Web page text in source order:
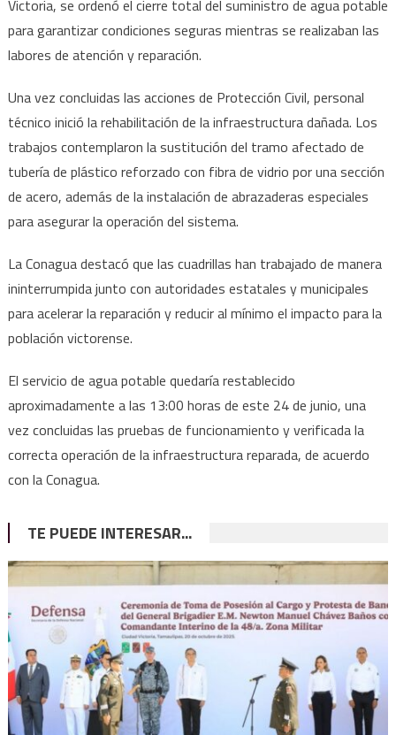
Victoria, se ordenó el cierre total del suministro de agua potable
para garantizar condiciones seguras mientras se realizaban las
labores de atención y reparación.
Una vez concluidas las acciones de Protección Civil, personal
técnico inició la rehabilitación de la infraestructura dañada. Los
trabajos contemplaron la sustitución del tramo afectado de
tubería de plástico reforzado con fibra de vidrio por una sección
de acero, además de la instalación de abrazaderas especiales
para asegurar la operación del sistema.
La Conagua destacó que las cuadrillas han trabajado de manera
ininterrumpida junto con autoridades estatales y municipales
para acelerar la reparación y reducir al mínimo el impacto para la
población victorense.
El servicio de agua potable quedaría restablecido
aproximadamente a las 13:00 horas de este 24 de junio, una
vez concluidas las pruebas de funcionamiento y verificada la
correcta operación de la infraestructura reparada, de acuerdo
con la Conagua.
TE PUEDE INTERESAR...